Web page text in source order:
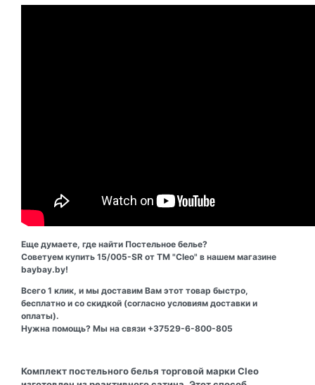
Еще думаете, где найти Постельное белье?
Советуем купить 15/005-SR от ТМ "Cleo" в нашем магазине
baybay.by!
Всего 1 клик, и мы доставим Вам этот товар быстро,
бесплатно и со скидкой (согласно условиям доставки и
оплаты).
Нужна помощь? Мы на связи +37529-6-800-805
Комплект постельного белья торговой марки Cleo